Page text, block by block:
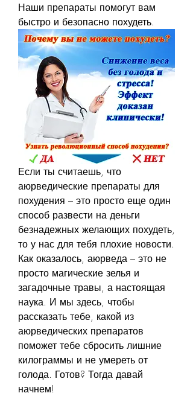
Наши препараты помогут вам
быстро и безопасно похудеть.
Если ты считаешь, что
аюрведические препараты для
похудения – это просто еще один
способ развести на деньги
безнадежных желающих похудеть,
то у нас для тебя плохие новости.
Как оказалось, аюрведа – это не
просто магические зелья и
загадочные травы, а настоящая
наука. И мы здесь, чтобы
рассказать тебе, какой из
аюрведических препаратов
поможет тебе сбросить лишние
килограммы и не умереть от
голода. Готов? Тогда давай
начнем!